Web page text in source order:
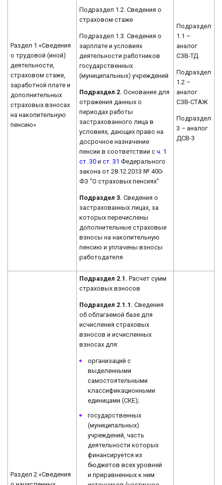
Раздел 1 «Сведения
о трудовой (иной)
деятельности,
страховом стаже,
заработной плате и
дополнительных
страховых взносах
на накопительную
пенсию»
Подраздел 1.2. Сведения о
страховом стаже
Подраздел 1.3. Сведения о
зарплате и условиях
деятельности работников
государственных
(муниципальных) учреждений
Подраздел 2. Основание для
отражения данных о
периодах работы
застрахованного лица в
условиях, дающих право на
досрочное назначение
пенсии в соответствии сч. 1
ст. 30 ист. 31 Федерального
закона от 28.12.2013 № 400-
ФЗ “О страховых пенсиях”
Подраздел 3. Сведения о
застрахованных лицах, за
которых перечислены
дополнительные страховые
взносы на накопительную
пенсию и уплачены взносы
работодателя
Подраздел
1.1 –
аналог
СЗВ-ТД
Подраздел
1.2 –
аналог
СЗВ-СТАЖ
Подраздел
3 – аналог
ДСВ-3
Раздел 2 «Сведения
Подраздел 2.1. Расчет сумм
страховых взносов
Подраздел 2.1.1. Сведения
об облагаемой базе для
исчисления страховых
взносов и исчисленных
взносах для:
организаций с
выделенными
самостоятельными
классификационными
единицами (СКЕ);
государственных
(муниципальных)
учреждений, часть
деятельности которых
финансируется из
бюджетов всех уровней
и приравненных к ним